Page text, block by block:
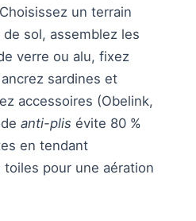
un terrain
sol, assemblez les
verre ou alu, fixez
sardines et
accessoires (Obelink,
anti-plis évite 80 %
en tendant
pour une aération